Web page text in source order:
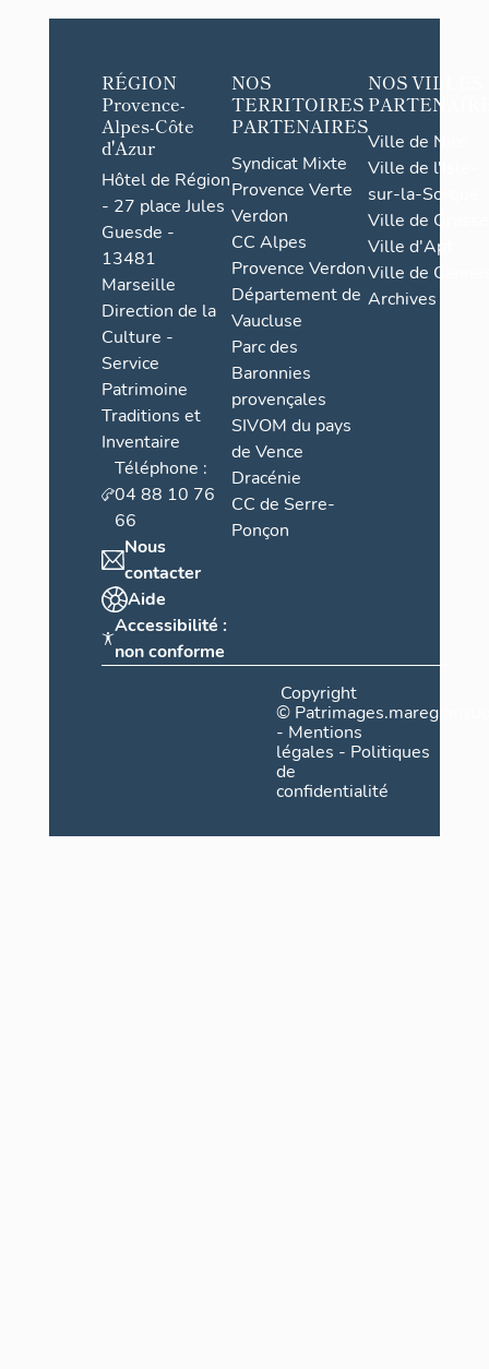
RÉGION
Provence-
Alpes-Côte
d'Azur
Hôtel de Région
- 27 place Jules
Guesde -
13481
Marseille
Direction de la
Culture -
Service
Patrimoine
Traditions et
Inventaire
Téléphone :
04 88 10 76
66
Nous
contacter
Aide
Accessibilité :
non conforme
NOS
TERRITOIRES
PARTENAIRES
Syndicat Mixte
Provence Verte
Verdon
CC Alpes
Provence Verdon
Département de
Vaucluse
Parc des
Baronnies
provençales
SIVOM du pays
de Vence
Dracénie
CC de Serre-
Ponçon
NOS VILLES
Ville de Nice
Ville de l'Isle-
sur-la-Sorgue
Ville de Grasse
Ville d'Apt
Ville de
Archives
Copyright
©
- Mentions
légales - Politiques
de
confidentialité